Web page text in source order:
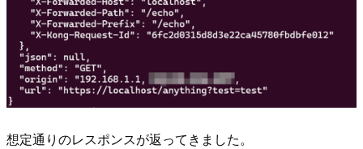
想定通りのレスポンスが返ってきました。